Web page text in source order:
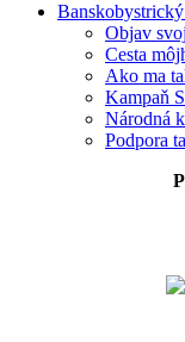
Objav
Cesta
Ako ma
Kampaň
Národná
Podpora